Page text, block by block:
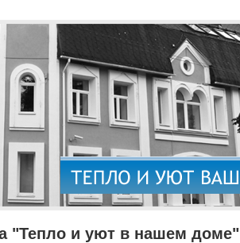
"Тепло и уют в нашем доме"